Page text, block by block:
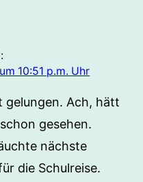
10:51 p.m. Uhr
gelungen. Ach, hätt
gesehen.
nächste
die Schulreise.